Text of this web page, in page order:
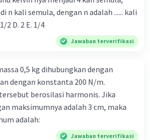
n kali semula, dengan n adalah ...... kali
C. 1/2 D. 2 E. 1/4
Jawaban terverifikasi
0,5 kg dihubungkan dengan
dengan konstanta 200 N/m.
berosilasi harmonis. Jika
maksimumnya adalah 3 cm, maka
adalah:
Jawaban terverifikasi